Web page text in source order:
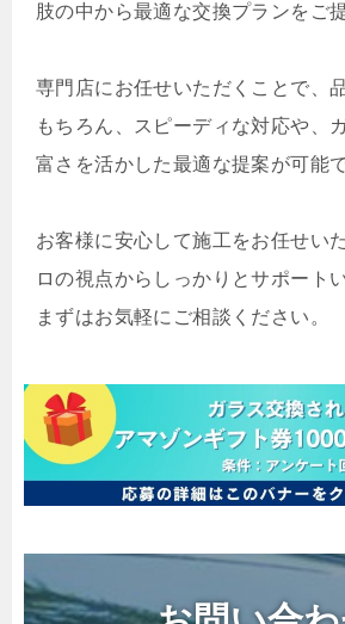
肢の中から最適な交換プランをご
専門店にお任せいただくことで、
もちろん、スピーディな対応や、
富さを活かした最適な提案が可能で
お客様に安心して施工をお任せい
ロの視点からしっかりとサポート
まずはお気軽にご相談ください。